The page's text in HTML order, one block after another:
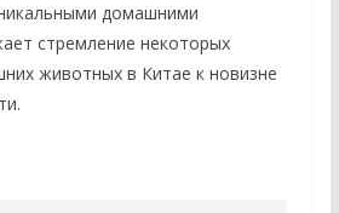
домашними
стремление некоторых
животных в Китае к новизне